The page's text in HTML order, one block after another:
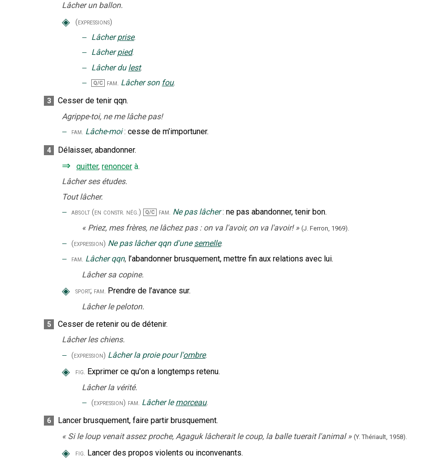
Lâcher un ballon.
◈ (expressions)
‒ Lâcher prise.
‒ Lâcher pied.
‒ Lâcher du lest.
‒
Q/C fam. Lâcher son fou.
3
Cesser de tenir qqn.
Agrippe-toi, ne me lâche pas!
‒ fam. Lâche-moi : cesse de m’importuner.
4 Délaisser, abandonner.
⇒ quitter, renoncer à.
Lâcher ses études.
Tout lâcher.
‒ absolt (en constr. nég.) Q/C fam. Ne pas lâcher : ne pas abandonner, tenir bon.
« Priez, mes frères, ne lâchez pas : on va l'avoir, on va l'avoir! » (J. Ferron, 1969).
‒ (expression) Ne pas lâcher qqn d'une semelle.
‒ fam. Lâcher qqn, l’abandonner brusquement, mettre fin aux relations avec lui.
Lâcher sa copine.
◈ sport; fam. Prendre de l’avance sur.
Lâcher le peloton.
5
Cesser de retenir ou de détenir.
Lâcher les chiens.
‒ (expression) Lâcher la proie pour l'ombre.
◈ fig. Exprimer ce qu'on a longtemps retenu.
Lâcher la vérité.
‒ (expression) fam. Lâcher le morceau.
6
Lancer brusquement, faire partir brusquement.
« Si le loup venait assez proche, Agaguk lâcherait le coup, la balle tuerait l'animal » (Y. Thériault, 1958).
◈ fig. Lancer des propos violents ou inconvenants.